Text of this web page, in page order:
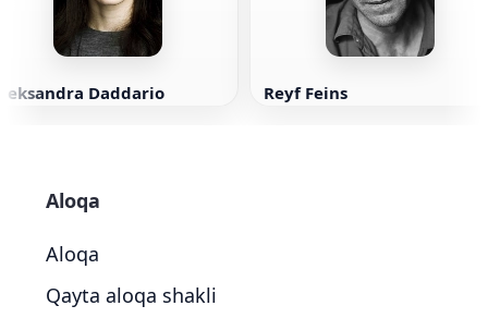
Daddario Reyf Feins
Aloqa
Aloqa
Qayta aloqa shakli